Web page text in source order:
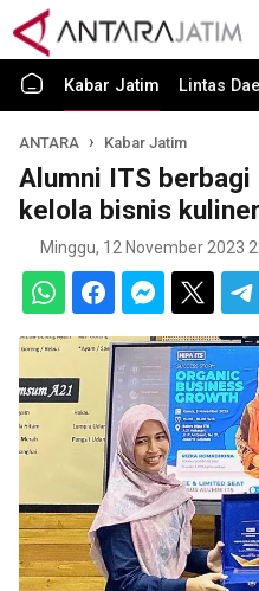
Kabar Jatim Lintas
ANTARA Kabar Jatim
Alumni ITS
kelola bisnis
Minggu, 12 November 2023